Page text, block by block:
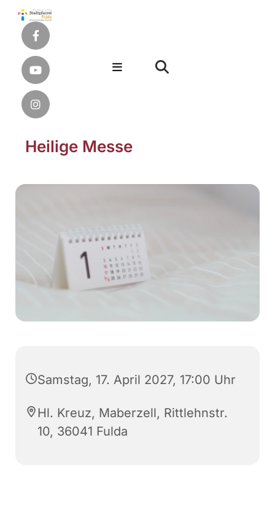
Heilige Messe
Samstag, 17. April 2027, 17:00 Uhr
Hl. Kreuz, Maberzell, Rittlehnstr.
10, 36041 Fulda